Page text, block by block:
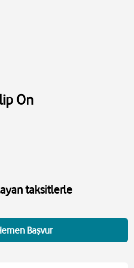
On
taksitlerle
Başvur